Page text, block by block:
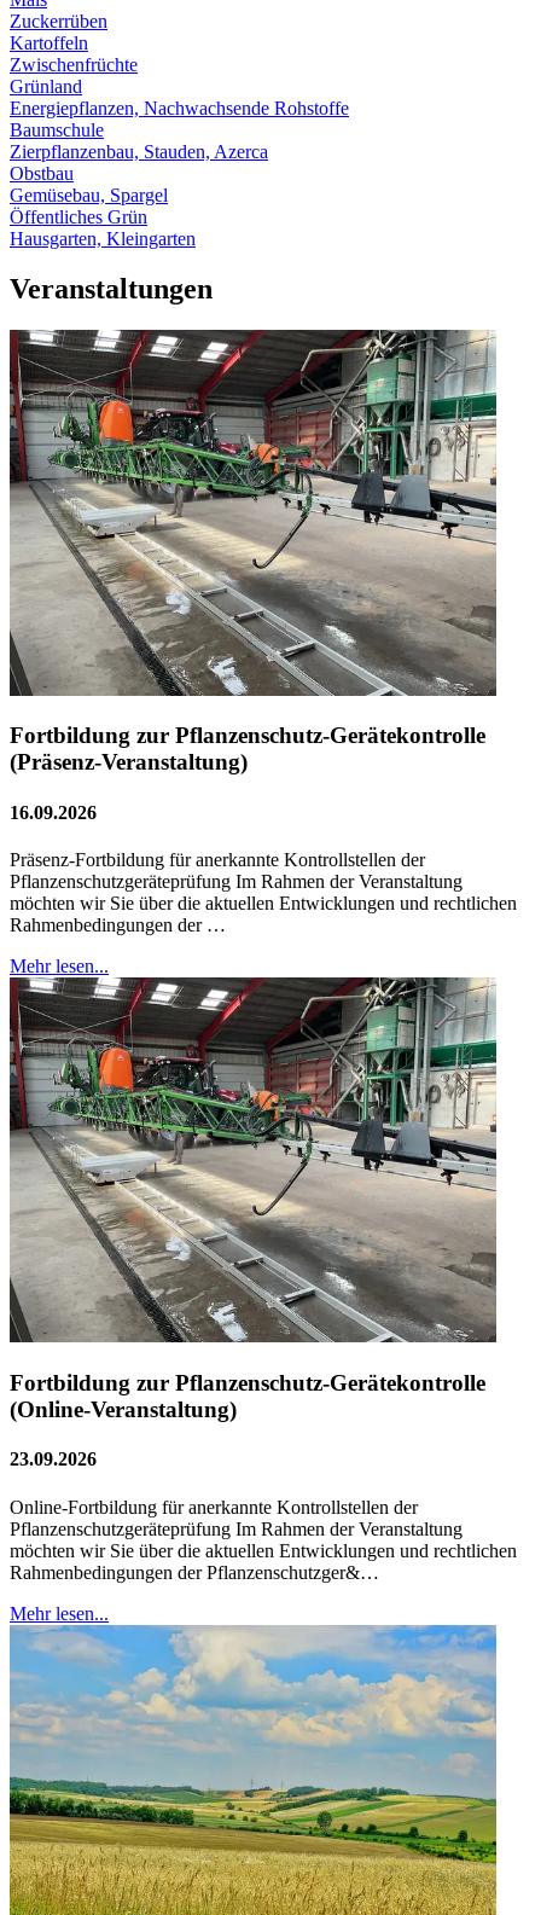
Zuckerrüben
Kartoffeln
Zwischenfrüchte
Grünland
Energiepflanzen, Nachwachsende Rohstoffe
Baumschule
Zierpflanzenbau, Stauden, Azerca
Obstbau
Gemüsebau, Spargel
Öffentliches Grün
Hausgarten, Kleingarten
Veranstaltungen
Fortbildung zur Pflanzenschutz-Gerätekontrolle
(Präsenz-Veranstaltung)
16.09.2026
Präsenz-Fortbildung für anerkannte Kontrollstellen der
Pflanzenschutzgeräteprüfung Im Rahmen der Veranstaltung
möchten wir Sie über die aktuellen Entwicklungen und rechtlichen
Rahmenbedingungen der …
Mehr lesen...
Fortbildung zur Pflanzenschutz-Gerätekontrolle
(Online-Veranstaltung)
23.09.2026
Online-Fortbildung für anerkannte Kontrollstellen der
Pflanzenschutzgeräteprüfung Im Rahmen der Veranstaltung
möchten wir Sie über die aktuellen Entwicklungen und rechtlichen
Rahmenbedingungen der Pflanzenschutzger&…
Mehr lesen...